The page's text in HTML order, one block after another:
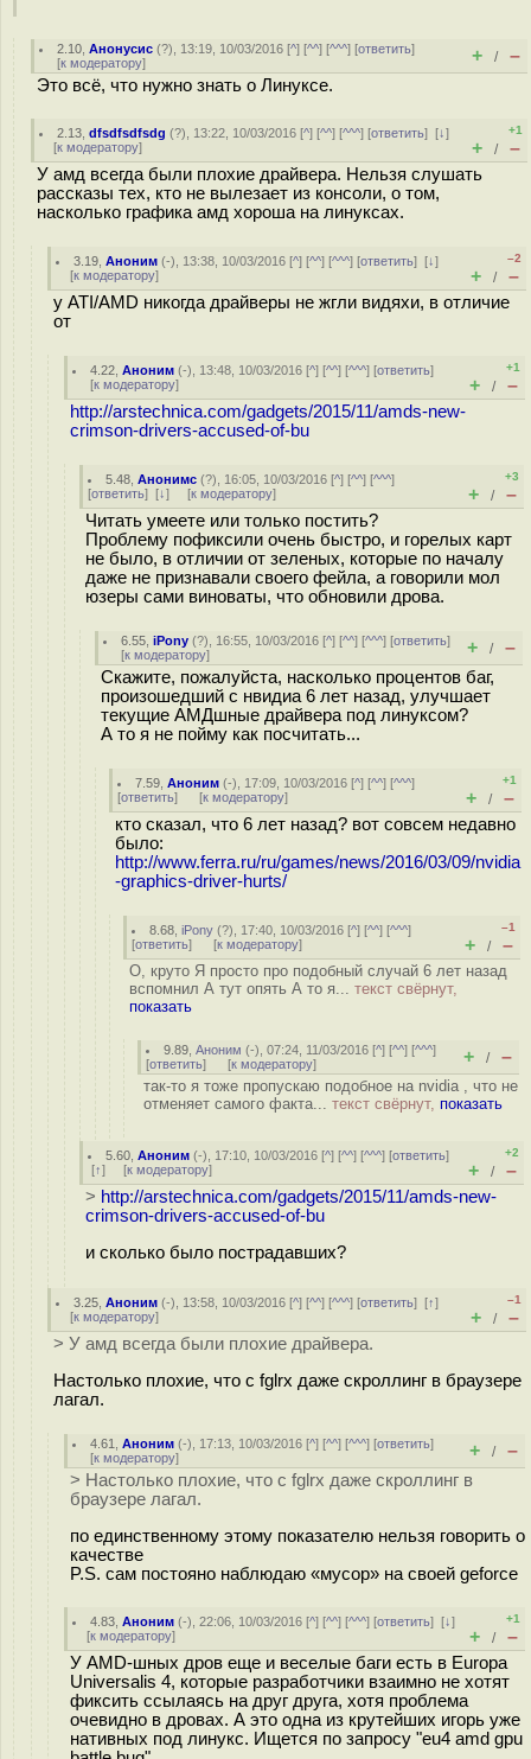
2.10 ,Анонусис (?), 13:19, 10/03/2016 [^] [^^] [^^^] [ответить]
[к модератору] + / –
Это всё, что нужно знать о Линуксе.
2.13 ,dfsdfsdfsdg (?), 13:22, 10/03/2016 [^] [^^] [^^^] [ответить][↓]
[к модератору]
+1
+ / –
У амд всегда были плохие драйвера. Нельзя слушать
рассказы тех, кто не вылезает из консоли, о том,
насколько графика амд хороша на линуксах.
3.19 ,Аноним (-), 13:38, 10/03/2016 [^] [^^] [^^^] [ответить][↓]
[к модератору]
–2
+ / –
у ATI/AMD никогда драйверы не жгли видяхи, в отличие
от
4.22 ,Аноним (-), 13:48, 10/03/2016 [^] [^^] [^^^] [ответить]
[к модератору]
+1
+ / –
http://arstechnica.com/gadgets/2015/11/amds-new-
crimson-drivers-accused-of-bu
5.48 ,Анонимс (?), 16:05, 10/03/2016 [^] [^^] [^^^]
[ответить] [↓] [к модератору]
+3
+ / –
Читать умеете или только постить?
Проблему пофиксили очень быстро, и горелых карт
не было, в отличии от зеленых, которые по началу
даже не признавали своего фейла, а говорили мол
юзеры сами виноваты, что обновили дрова.
6.55 ,iPony (?), 16:55, 10/03/2016 [^] [^^] [^^^] [ответить]
[к модератору] + / –
Скажите, пожалуйста, насколько процентов баг,
произошедший с нвидиа 6 лет назад, улучшает
текущие АМДшные драйвера под линуксом?
А то я не пойму как посчитать...
7.59 ,Аноним (-), 17:09, 10/03/2016 [^] [^^] [^^^]
[ответить] [к модератору]
+1
+ / –
кто сказал, что 6 лет назад? вот совсем недавно
было:
http://www.ferra.ru/ru/games/news/2016/03/09/nvidia
-graphics-driver-hurts/
8.68 ,iPony (?), 17:40, 10/03/2016 [^] [^^] [^^^]
[ответить] [к модератору]
–1
+ / –
О, круто Я просто про подобный случай 6 лет назад
вспомнил А тут опять А то я... текст свёрнут,
показать
9.89 ,Аноним (-), 07:24, 11/03/2016 [^] [^^] [^^^]
[ответить] [к модератору] + / –
так-то я тоже пропускаю подобное на nvidia , что не
отменяет самого факта... текст свёрнут, показать
5.60 ,Аноним (-), 17:10, 10/03/2016 [^] [^^] [^^^] [ответить]
[↑] [к модератору]
+2
+ / –
> http://arstechnica.com/gadgets/2015/11/amds-new-
crimson-drivers-accused-of-bu
и сколько было пострадавших?
3.25 ,Аноним (-), 13:58, 10/03/2016 [^] [^^] [^^^] [ответить][↑]
[к модератору]
–1
+ / –
> У амд всегда были плохие драйвера.
Настолько плохие, что с fglrx даже скроллинг в браузере
лагал.
4.61 ,Аноним (-), 17:13, 10/03/2016 [^] [^^] [^^^] [ответить]
[к модератору] + / –
> Настолько плохие, что с fglrx даже скроллинг в
браузере лагал.
по единственному этому показателю нельзя говорить о
качестве
P.S. сам постояно наблюдаю «мусор» на своей geforce
4.83 ,Аноним (-), 22:06, 10/03/2016 [^] [^^] [^^^] [ответить][↓]
[к модератору]
+1
+ / –
У AMD-шных дров еще и веселые баги есть в Europa
Universalis 4, которые разработчики взаимно не хотят
фиксить ссылаясь на друг друга, хотя проблема
очевидно в дровах. А это одна из крутейших игорь уже
нативных под линукс. Ищется по запросу "eu4 amd gpu